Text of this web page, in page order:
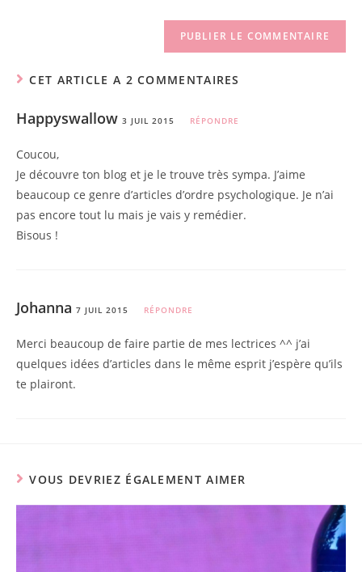
CET ARTICLE A 2 COMMENTAIRES
Happyswallow 3 JUIL 2015 RÉPONDRE
Coucou,
Je découvre ton blog et je le trouve très sympa. J’aime
beaucoup ce genre d’articles d’ordre psychologique. Je n’ai
pas encore tout lu mais je vais y remédier.
Bisous !
Johanna 7 JUIL 2015 RÉPONDRE
Merci beaucoup de faire partie de mes lectrices ^^ j’ai
quelques idées d’articles dans le même esprit j’espère qu’ils
te plairont.
VOUS DEVRIEZ ÉGALEMENT AIMER